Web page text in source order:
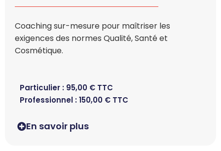
Coaching sur-mesure pour maîtriser les
exigences des normes Qualité, Santé et
Cosmétique.
Particulier : 95,00 € TTC
Professionnel :150,00 € TTC
En savoir plus